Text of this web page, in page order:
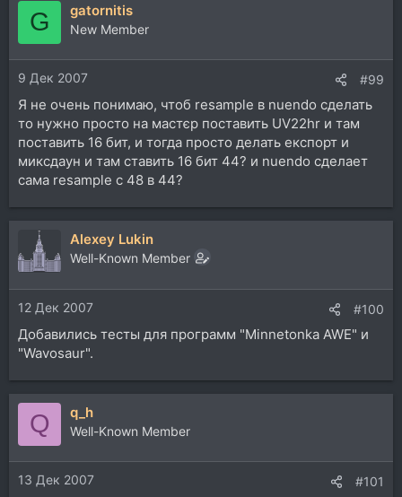
G gatornitis
New Member
9 Дек 2007 #99
Я не очень понимаю, чтоб resample в nuendo сделать
то нужно просто на мастєр поставить UV22hr и там
поставить 16 бит, и тогда просто делать експорт и
миксдаун и там ставить 16 бит 44? и nuendo сделает
сама resample с 48 в 44?
Alexey Lukin
Well-Known Member
12 Дек 2007 #100
Добавились тесты для программ "Minnetonka AWE" и
"Wavosaur".
Q q_h
Well-Known Member
13 Дек 2007 #101